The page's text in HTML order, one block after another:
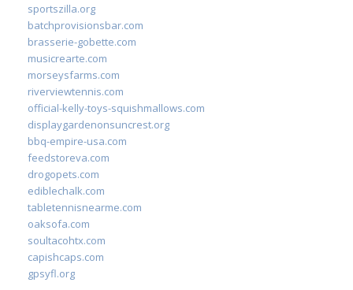
sportszilla.org
batchprovisionsbar.com
brasserie-gobette.com
musicrearte.com
morseysfarms.com
riverviewtennis.com
official-kelly-toys-squishmallows.com
displaygardenonsuncrest.org
bbq-empire-usa.com
feedstoreva.com
drogopets.com
ediblechalk.com
tabletennisnearme.com
oaksofa.com
soultacohtx.com
capishcaps.com
gpsyfl.org